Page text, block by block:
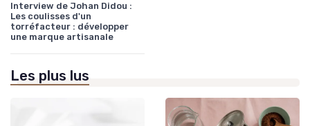
Interview de Johan Didou :
Les coulisses d'un
torréfacteur : développer
une marque artisanale
Les plus lus